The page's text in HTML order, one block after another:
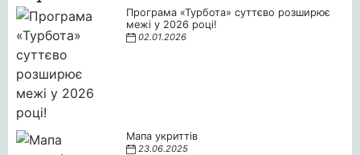
Програма «Турбота» суттєво розширює
межі у 2026 році!
02.01.2026
Мапа укриттів
23.06.2025